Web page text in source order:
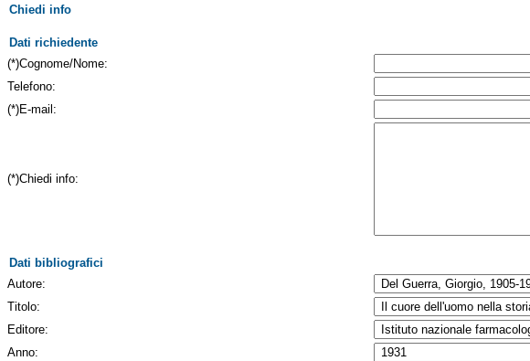
Chiedi info
Dati richiedente
(*)Cognome/Nome:
Telefono:
(*)E-mail:
(*)Chiedi info:
Dati bibliografici
Autore:
Titolo:
Editore:
Anno: